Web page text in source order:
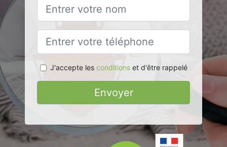
J'accepte les conditionset d'être rappelé
Envoyer